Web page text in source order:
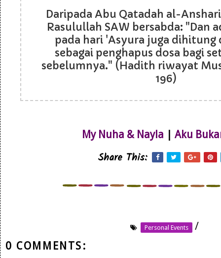
Daripada Abu Qatadah al-
Rasulullah SAW bersabda: "Dan
pada hari 'Asyura juga dihitung
sebagai penghapus dosa bagi
sebelumnya." (Hadith riwayat
196)
My Nuha & Nayla | Aku
Share This:
Personal Events
/
0 COMMENTS: